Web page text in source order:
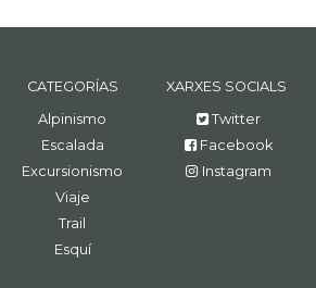
CATEGORÍAS
Alpinismo
Escalada
Excursionismo
Viaje
Trail
Esquí
XARXES SOCIALS
Twitter
Facebook
Instagram